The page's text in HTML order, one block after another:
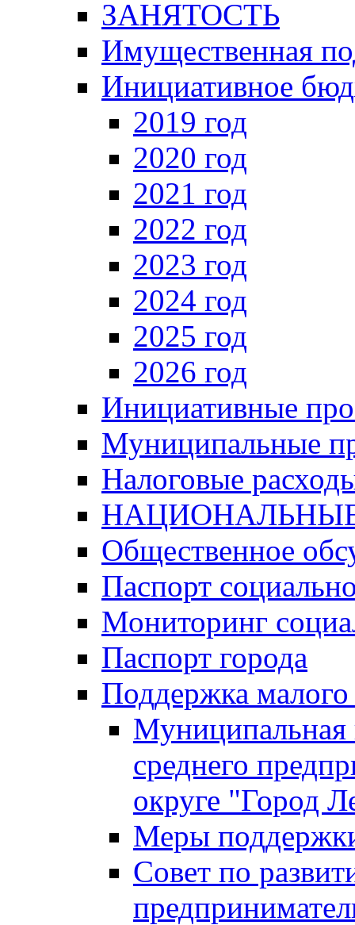
ЗАНЯТОСТЬ
Имущественная
Инициативное
2019 год
2020 год
2021 год
2022 год
2023 год
2024 год
2025 год
2026 год
Инициативные
Муниципальные
Налоговые
Общественное
Паспорт
Мониторинг
Паспорт города
Поддержка малого
Муниципальная
среднего
округе "Город
Меры
Совет по